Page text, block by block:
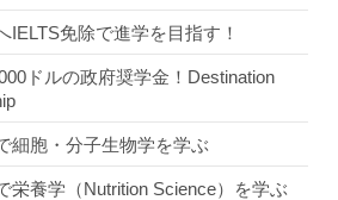
IELTS免除で進学を目指す！
ドルの政府奨学金！Destination
細胞・分子生物学を学ぶ
栄養学（Nutrition Science）を学ぶ